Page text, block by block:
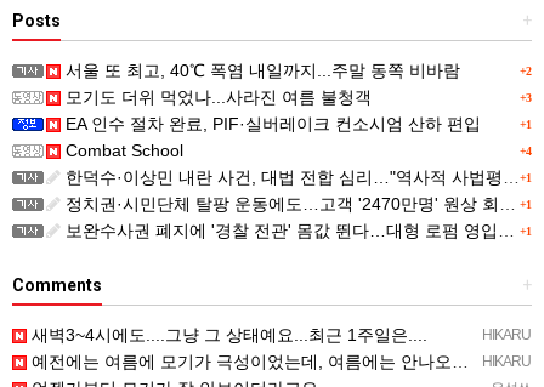
+
Posts
+2
서울 또 최고, 40℃ 폭염 내일까지...주말 동쪽 비바람
+3
모기도 더위 먹었나...사라진 여름 불청객
+1
EA 인수 절차 완료, PIF·실버레이크 컨소시엄 산하 편입
+4
Combat School
+1
한덕수·이상민 내란 사건, 대법 전합 심리…"역사적 사법평가"(종합)
+1
정치권·시민단체 탈팡 운동에도…고객 '2470만명' 원상 회복, "고물가에 돌팡"
+1
보완수사권 폐지에 '경찰 전관' 몸값 뛴다…대형 로펌 영입전쟁
+
Comments
HIKARU
새벽3~4시에도....그냥 그 상태예요...최근 1주일은....
HIKARU
예전에는 여름에 모기가 극성이었는데, 여름에는 안나오는 것 같은.....ㅎ ㅎ)